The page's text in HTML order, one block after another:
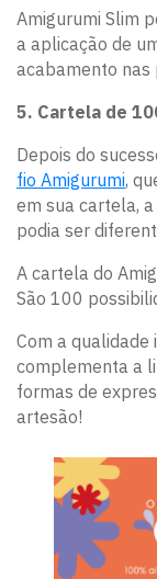
Amigurumi Slim
a aplicação de
acabamento nas
5. Cartela de
Depois do
fio Amigurumi,
em sua cartela,
podia ser
A cartela do
São 100
Com a qualidade
complementa a
formas de
artesão!